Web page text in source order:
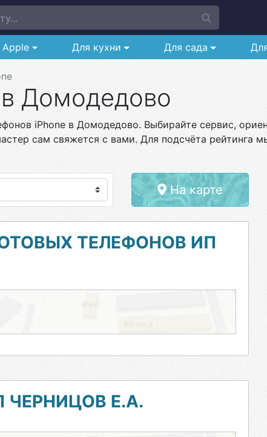
Apple Для кухни Для сада
Домодедово
iPhone в Домодедово. Выбирайте сервис,
сам свяжется с вами. Для подсчёта рейтинга
На карте
ТЕЛЕФОНОВ ИП
Е.А.